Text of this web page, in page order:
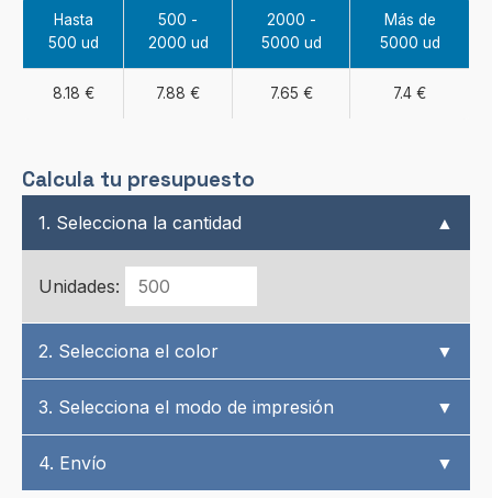
Hasta
500 ud
500 -
2000 ud
2000 -
5000 ud
Más de
5000 ud
8.18 € 7.88 € 7.65 € 7.4 €
Calcula tu presupuesto
1. Selecciona la cantidad ▲
Unidades:
2. Selecciona el color ▼
3. Selecciona el modo de impresión ▼
4. Envío ▼